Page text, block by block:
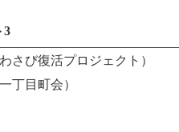
3
さび復活プロジェクト）
丁目町会）